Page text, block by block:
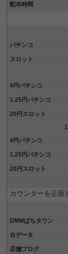
配布時間
パチンコ
スロット
4円パチンコ
1.25円パチンコ
20円スロット
4円パチンコ
1.25円パチンコ
20円スロット
カウンターを正面
DMMぱちタウン
台データ
店舗ブログ